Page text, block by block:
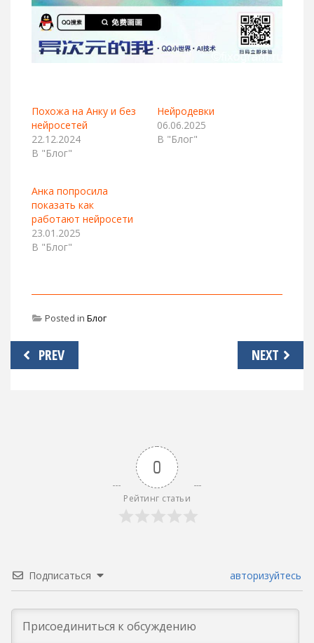
Похожа на Анку и без
нейросетей
22.12.2024
В "Блог"
Нейродевки
06.06.2025
В "Блог"
Анка попросила
показать как
работают нейросети
23.01.2025
В "Блог"
Posted in Блог
Навигация
по
PREV NEXT
0
Рейтинг статьи
Подписаться авторизуйтесь